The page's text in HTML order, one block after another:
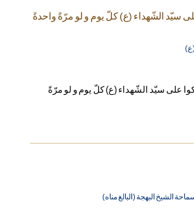
سيّد الشّهداء (ع) كلّ يوم و لو مرّةً واحدةً
(ع)
الشيخ البهجة (البالغ مناه)